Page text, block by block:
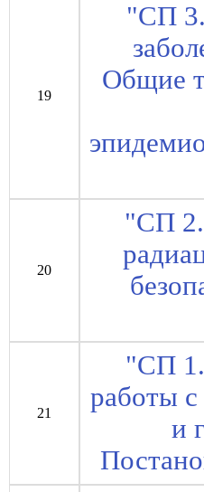
19
"СП
Общие
20
"СП
21
"СП
работы
и